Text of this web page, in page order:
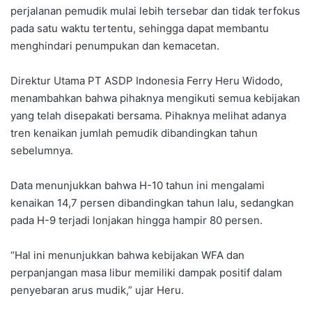
perjalanan pemudik mulai lebih tersebar dan tidak terfokus
pada satu waktu tertentu, sehingga dapat membantu
menghindari penumpukan dan kemacetan.
Direktur Utama PT ASDP Indonesia Ferry Heru Widodo,
menambahkan bahwa pihaknya mengikuti semua kebijakan
yang telah disepakati bersama. Pihaknya melihat adanya
tren kenaikan jumlah pemudik dibandingkan tahun
sebelumnya.
Data menunjukkan bahwa H-10 tahun ini mengalami
kenaikan 14,7 persen dibandingkan tahun lalu, sedangkan
pada H-9 terjadi lonjakan hingga hampir 80 persen.
“Hal ini menunjukkan bahwa kebijakan WFA dan
perpanjangan masa libur memiliki dampak positif dalam
penyebaran arus mudik,” ujar Heru.